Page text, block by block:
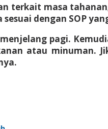
masa
dengan SOP
pagi.
atau minuman.